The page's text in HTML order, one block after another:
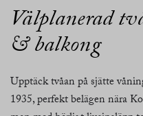
Välplanerad
& balkong
Upptäck tvåan på sjätte
1935, perfekt belägen nära